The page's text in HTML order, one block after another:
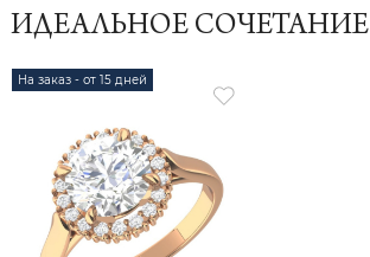
ИДЕАЛЬНОЕ СОЧЕТАНИЕ
На заказ - от 15 дней